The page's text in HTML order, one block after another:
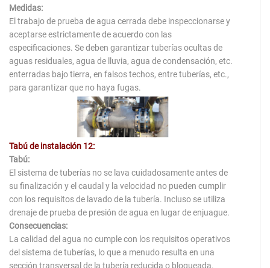
Medidas:
El trabajo de prueba de agua cerrada debe inspeccionarse y
aceptarse estrictamente de acuerdo con las
especificaciones. Se deben garantizar tuberías ocultas de
aguas residuales, agua de lluvia, agua de condensación, etc.
enterradas bajo tierra, en falsos techos, entre tuberías, etc.,
para garantizar que no haya fugas.
Tabú de instalación 12:
Tabú:
El sistema de tuberías no se lava cuidadosamente antes de
su finalización y el caudal y la velocidad no pueden cumplir
con los requisitos de lavado de la tubería. Incluso se utiliza
drenaje de prueba de presión de agua en lugar de enjuague.
Consecuencias:
La calidad del agua no cumple con los requisitos operativos
del sistema de tuberías, lo que a menudo resulta en una
sección transversal de la tubería reducida o bloqueada.